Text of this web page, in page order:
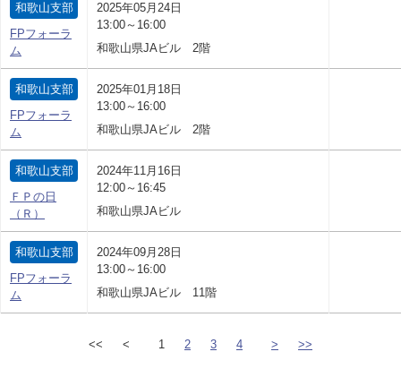
和歌山支部
FPフォーラ
ム
2025年05月24日
13:00～16:00
和歌山県JAビル 2階
和歌山支部
FPフォーラ
ム
2025年01月18日
13:00～16:00
和歌山県JAビル 2階
和歌山支部
ＦＰの日
（Ｒ）
2024年11月16日
12:00～16:45
和歌山県JAビル
和歌山支部
FPフォーラ
ム
2024年09月28日
13:00～16:00
和歌山県JAビル 11階
<< < 1 2 3 4 > >>